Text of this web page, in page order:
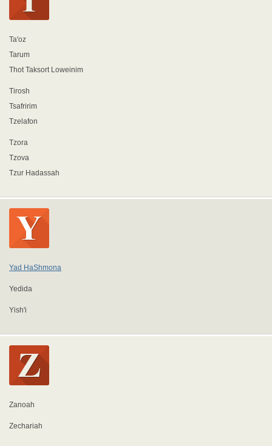
Ta'oz
Tarum
Thot Taksort Loweinim
Tirosh
Tsafririm
Tzelafon
Tzora
Tzova
Tzur Hadassah
Yad HaShmona
Yedida
Yish'i
Zanoah
Zechariah